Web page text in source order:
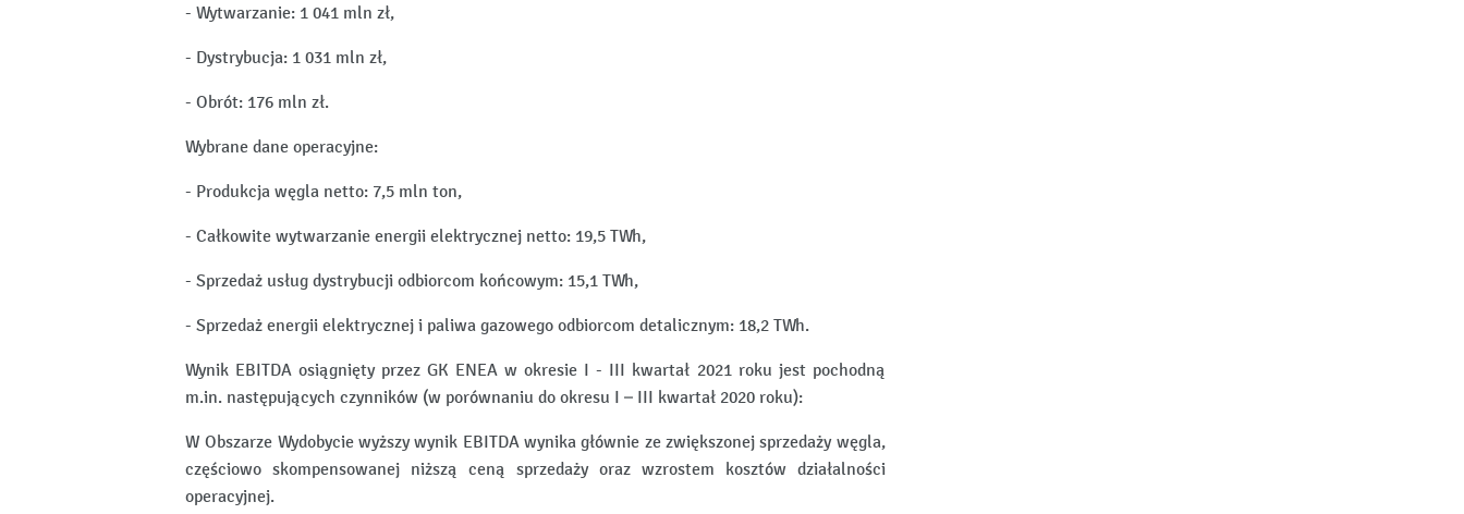
- Wytwarzanie: 1 041 mln zł,
- Dystrybucja: 1 031 mln zł,
- Obrót: 176 mln zł.
Wybrane dane operacyjne:
- Produkcja węgla netto: 7,5 mln ton,
- Całkowite wytwarzanie energii elektrycznej netto: 19,5 TWh,
- Sprzedaż usług dystrybucji odbiorcom końcowym: 15,1 TWh,
- Sprzedaż energii elektrycznej i paliwa gazowego odbiorcom detalicznym: 18,2 TWh.
Wynik EBITDA osiągnięty przez GK ENEA w okresie I - III kwartał 2021 roku jest pochodną
m.in. następujących czynników (w porównaniu do okresu I – III kwartał 2020 roku):
W Obszarze Wydobycie wyższy wynik EBITDA wynika głównie ze zwiększonej sprzedaży węgla,
częściowo skompensowanej niższą ceną sprzedaży oraz wzrostem kosztów działalności
operacyjnej.